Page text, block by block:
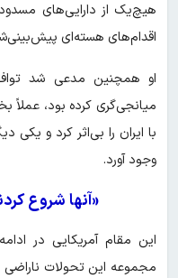
هیچ‌یک از دارایی‌های
اقدام‌های هسته‌ای
او همچنین مدعی شد
میانجی‌گری کرده بود، عملاً
با ایران را بی‌اثر کرد و یکی
وجود آورد.
«آنها شروع
این مقام آمریکایی در
مجموعه این تحولات